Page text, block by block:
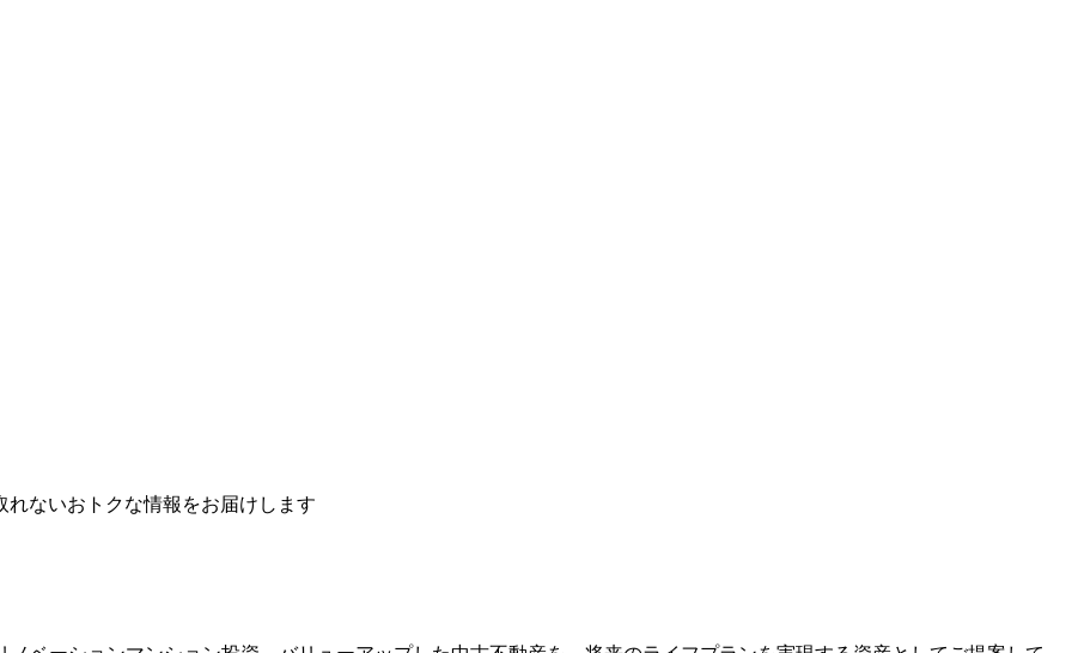
ないおトクな情報をお届けします